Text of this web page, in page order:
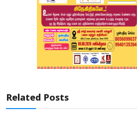
Related Posts